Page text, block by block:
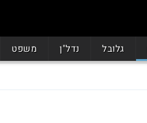
גלובל נדל"ן משפט